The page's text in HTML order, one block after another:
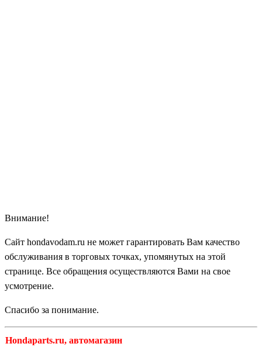
Внимание!
Сайт hondavodam.ru не может гарантировать Вам качество
обслуживания в торговых точках, упомянутых на этой
странице. Все обращения осуществляются Вами на свое
усмотрение.
Спасибо за понимание.
Hondaparts.ru, автомагазин